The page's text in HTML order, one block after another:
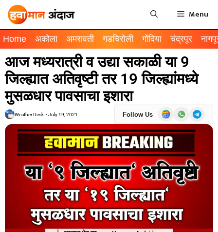
Menu
Home अकोला अमरावती गडचिरोली गोंदिया चंद्रपूर
आज मध्यरात्री व उद्या सकाळी या 9
जिल्ह्यात अतिवृष्टी तर 19 जिल्ह्यांमध्ये
मुसळधार पावसाचा इशारा
Weather Desk -July 19, 2021 Follow Us